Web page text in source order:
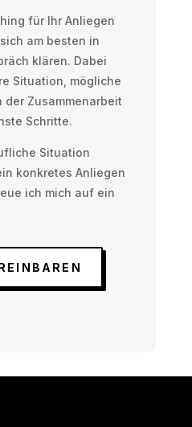
für Ihr Anliegen
am besten in
klären. Dabei
Situation, mögliche
der Zusammenarbeit
Schritte.
Situation
konkretes Anliegen
ich mich auf ein